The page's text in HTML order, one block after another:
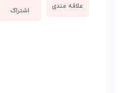
اشتراک